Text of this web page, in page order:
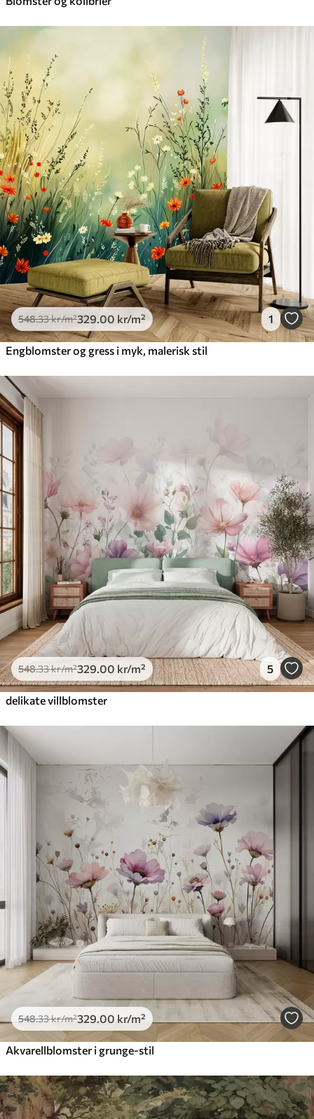
548.33kr/m²329 .00 kr/m² 1
Engblomster og gress i myk, malerisk stil
548.33kr/m²329 .00 kr/m² 5
delikate villblomster
548.33kr/m²329 .00 kr/m²
Akvarellblomster i grunge-stil